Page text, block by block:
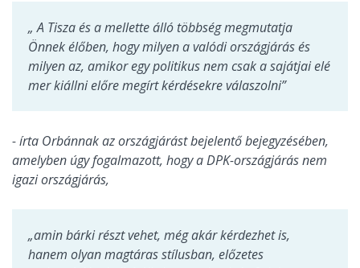
„A Tisza és a mellette álló többség megmutatja
Önnek élőben, hogy milyen a valódi országjárás és
milyen az, amikor egy politikus nem csak a sajátjai elé
mer kiállni előre megírt kérdésekre válaszolni”
- írta Orbánnak az országjárást bejelentő bejegyzésében,
amelyben úgy fogalmazott, hogy a DPK-országjárás nem
igazi országjárás,
„amin bárki részt vehet, még akár kérdezhet is,
hanem olyan magtáras stílusban, előzetes